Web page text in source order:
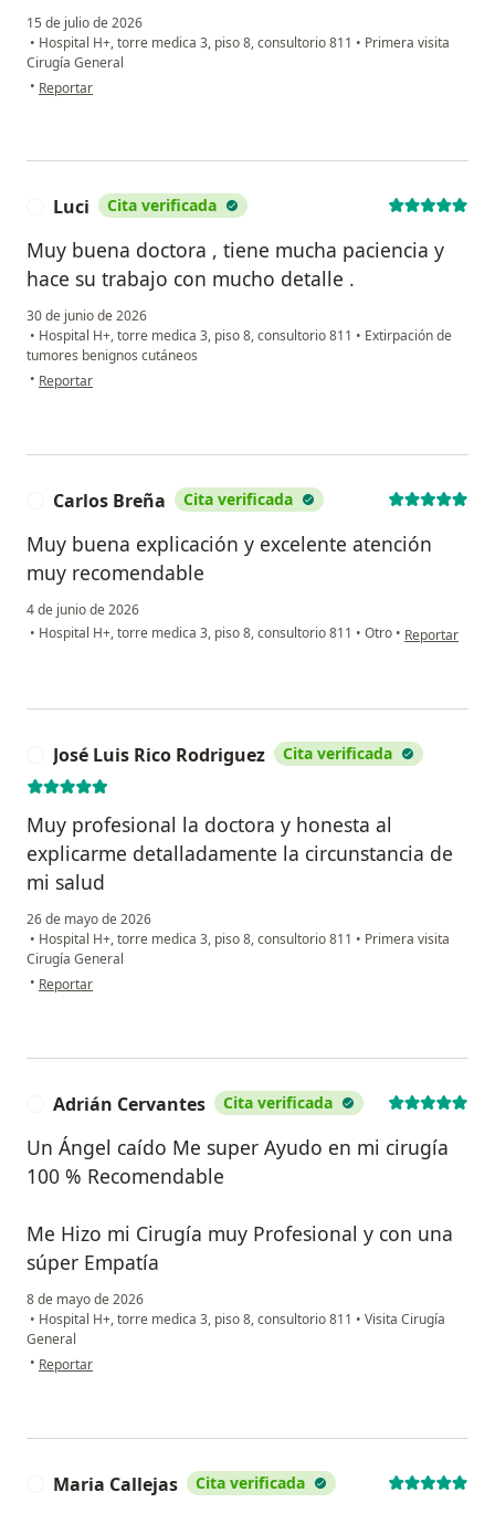
15 de julio de 2026
• Hospital H+, torre medica 3, piso 8, consultorio 811 • Primera visita
Cirugía General
• en opinión del usuario Juan Jose De Luna Flores
Reportar
Luci Cita verificada
Muy buena doctora , tiene mucha paciencia y
hace su trabajo con mucho detalle .
30 de junio de 2026
• Hospital H+, torre medica 3, piso 8, consultorio 811 • Extirpación de
tumores benignos cutáneos
• en opinión del usuario Luci
Reportar
Carlos Breña Cita verificada
Muy buena explicación y excelente atención
muy recomendable
4 de junio de 2026
• Hospital H+, torre medica 3, piso 8, consultorio 811 • Otro • en opinión
Reportar
José Luis Rico Rodriguez Cita verificada
Muy profesional la doctora y honesta al
explicarme detalladamente la circunstancia de
mi salud
26 de mayo de 2026
• Hospital H+, torre medica 3, piso 8, consultorio 811 • Primera visita
Cirugía General
• en opinión del usuario José Luis Rico Rodriguez
Reportar
Adrián Cervantes Cita verificada
Un Ángel caído Me super Ayudo en mi cirugía
100 % Recomendable
Me Hizo mi Cirugía muy Profesional y con una
súper Empatía
8 de mayo de 2026
• Hospital H+, torre medica 3, piso 8, consultorio 811 • Visita Cirugía
General
• en opinión del usuario Adrián Cervantes
Reportar
Maria Callejas Cita verificada